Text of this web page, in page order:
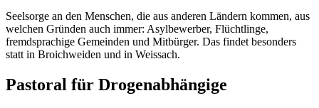
Seelsorge an den Menschen, die aus anderen Ländern kommen, aus
welchen Gründen auch immer: Asylbewerber, Flüchtlinge,
fremdsprachige Gemeinden und Mitbürger. Das findet besonders
statt in Broichweiden und in Weissach.
Pastoral für Drogenabhängige